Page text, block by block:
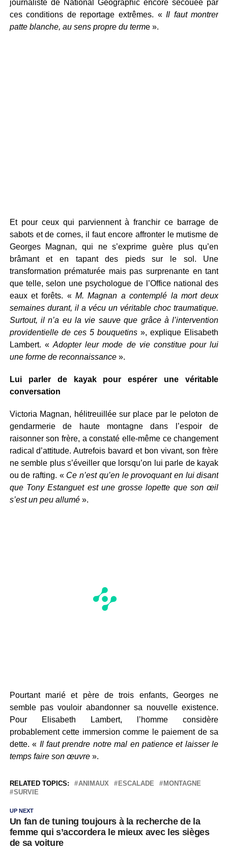
journaliste de National Geographic encore secouée par
ces conditions de reportage extrêmes. «Il faut montrer
patte blanche, au sens propre du terme ».
Et pour ceux qui parviennent à franchir ce barrage de
sabots et de cornes, il faut encore affronter le mutisme de
Georges Magnan, qui ne s’exprime guère plus qu’en
brâmant et en tapant des pieds sur le sol. Une
transformation prématurée mais pas surprenante en tant
que telle, selon une psychologue de l’Office national des
eaux et forêts. «M. Magnan a contemplé la mort deux
semaines durant, il a vécu un véritable choc traumatique.
Surtout, il n’a eu la vie sauve que grâce à l’intervention
providentielle de ces 5 bouquetins», explique Elisabeth
Lambert. «Adopter leur mode de vie constitue pour lui
une forme de reconnaissance».
Lui parler de kayak pour espérer une véritable
conversation
Victoria Magnan, hélitreuillée sur place par le peloton de
gendarmerie de haute montagne dans l’espoir de
raisonner son frère, a constaté elle-même ce changement
radical d’attitude. Autrefois bavard et bon vivant, son frère
ne semble plus s’éveiller que lorsqu’on lui parle de kayak
ou de rafting. « Ce n’est qu’en le provoquant en lui disant
que Tony Estanguet est une grosse lopette que son œil
s’est un peu allumé ».
Pourtant marié et père de trois enfants, Georges ne
semble pas vouloir abandonner sa nouvelle existence.
Pour Elisabeth Lambert, l’homme considère
probablement cette immersion comme le paiement de sa
dette. « Il faut prendre notre mal en patience et laisser le
temps faire son œuvre».
RELATED TOPICS: ANIMAUX ESCALADE
MONTAGNE
SURVIE
UP NEXT
Un fan de tuning toujours à la recherche de la
femme qui s’accordera le mieux avec les sièges
de sa voiture